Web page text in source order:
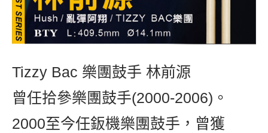
Tizzy Bac 樂團鼓手 林前源
曾任拾參樂團鼓手(2000-2006)。
2000至今任鈑機樂團鼓手，曾獲